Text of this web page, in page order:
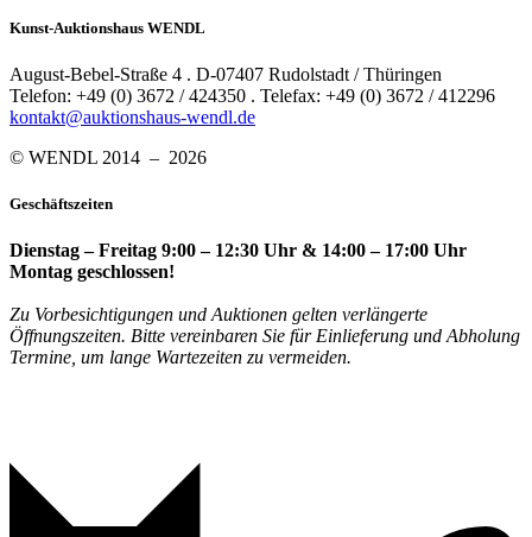
Kunst-Auktionshaus WENDL
August-Bebel-Straße 4 . D-07407 Rudolstadt / Thüringen
Telefon: +49 (0) 3672 / 424350 . Telefax: +49 (0) 3672 / 412296
kontakt@auktionshaus-wendl.de
© WENDL 2014 – 2026
Geschäftszeiten
Dienstag – Freitag 9:00 – 12:30 Uhr & 14:00 – 17:00 Uhr
Montag geschlossen!
Zu Vorbesichtigungen und Auktionen gelten verlängerte
Öffnungszeiten. Bitte vereinbaren Sie für Einlieferung und Abholung
Termine, um lange Wartezeiten zu vermeiden.